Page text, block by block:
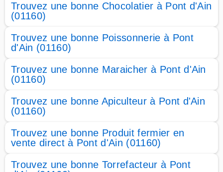
Trouvez une bonne Chocolatier à Pont d'Ain
(01160)
Trouvez une bonne Poissonnerie à Pont
d'Ain (01160)
Trouvez une bonne Maraicher à Pont d'Ain
(01160)
Trouvez une bonne Apiculteur à Pont d'Ain
(01160)
Trouvez une bonne Produit fermier en
vente direct à Pont d'Ain (01160)
Trouvez une bonne Torrefacteur à Pont